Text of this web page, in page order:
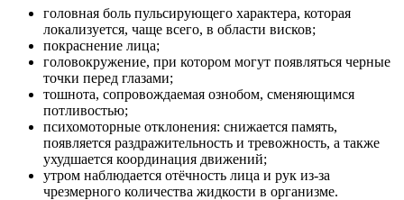
головная боль пульсирующего характера, которая
локализуется, чаще всего, в области висков;
покраснение лица;
головокружение, при котором могут появляться черные
точки перед глазами;
тошнота, сопровождаемая ознобом, сменяющимся
потливостью;
психомоторные отклонения: снижается память,
появляется раздражительность и тревожность, а также
ухудшается координация движений;
утром наблюдается отёчность лица и рук из-за
чрезмерного количества жидкости в организме.